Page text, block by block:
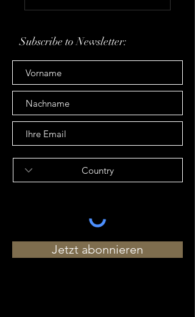
Subscribe to Newsletter:
Jetzt abonnieren